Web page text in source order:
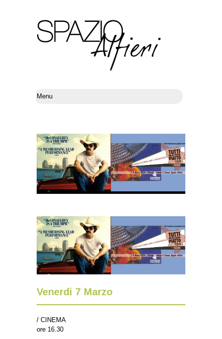
Venerdi 7 Marzo
/ CINEMA
ore 16.30